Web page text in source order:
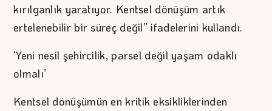
kırılganlık yaratıyor. Kentsel dönüşüm artık
ertelenebilir bir süreç değil” ifadelerini kullandı.
‘Yeni nesil şehircilik, parsel değil yaşam odaklı
olmalı’
Kentsel dönüşümün en kritik eksikliklerinden